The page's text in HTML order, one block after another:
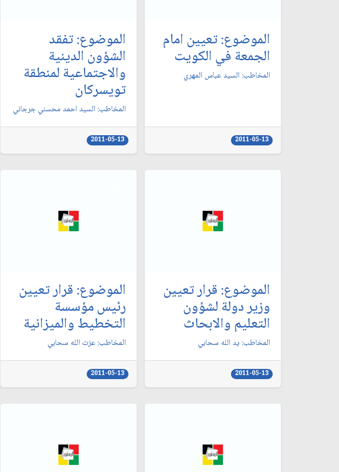
الموضوع: تعيين امام
الجمعة في الكويت‏
المخاطب: السيد عباس المهري‏
2011-05-13
الموضوع: تفقد
الشؤون الدينية
والاجتماعية لمنطقة
تويسركان‏
المخاطب: السيد احمد محسني جرجاني‏
2011-05-13
الموضوع: قرار تعيين
وزير دولة لشؤون
التعليم والابحاث‏
المخاطب: يد الله سحابي‏
2011-05-13
الموضوع: قرار تعيين
رئيس مؤسسة
التخطيط والميزانية
المخاطب: عزت الله سحابي‏
2011-05-13